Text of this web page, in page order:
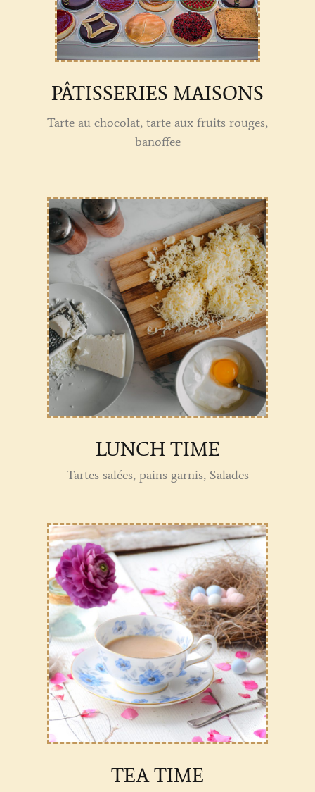
PÂTISSERIES MAISONS
Tarte au chocolat, tarte aux fruits rouges,
banoffee
LUNCH TIME
Tartes salées, pains garnis, Salades
TEA TIME